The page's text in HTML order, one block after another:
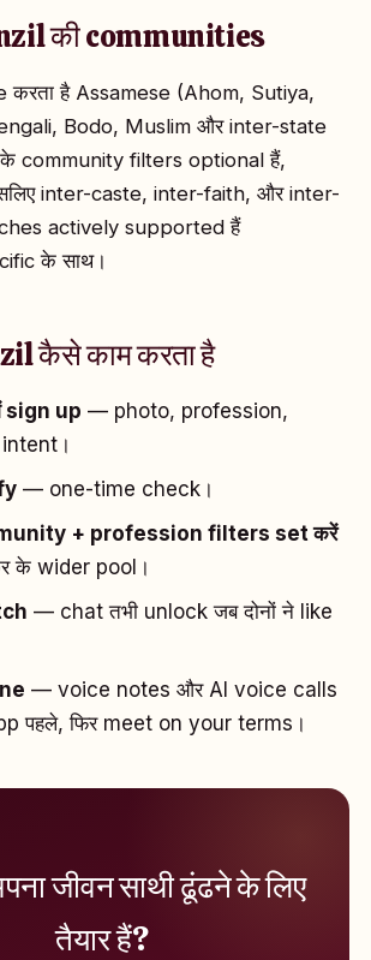
की communities
करता है Assamese (Ahom, Sutiya,
Bodo, Muslim और inter-state
community filters optional हैं,
inter-caste, inter-faith, और inter-
actively supported हैं
के साथ।
कैसे काम करता है
sign up — photo, profession,
— one-time check।
+ profession filters set करें
के wider pool।
— chat तभी unlock जब दोनों ने like
— voice notes और AI voice calls
पहले, फिर meet on your terms।
जीवन साथी ढूंढने के लिए
तैयार हैं?